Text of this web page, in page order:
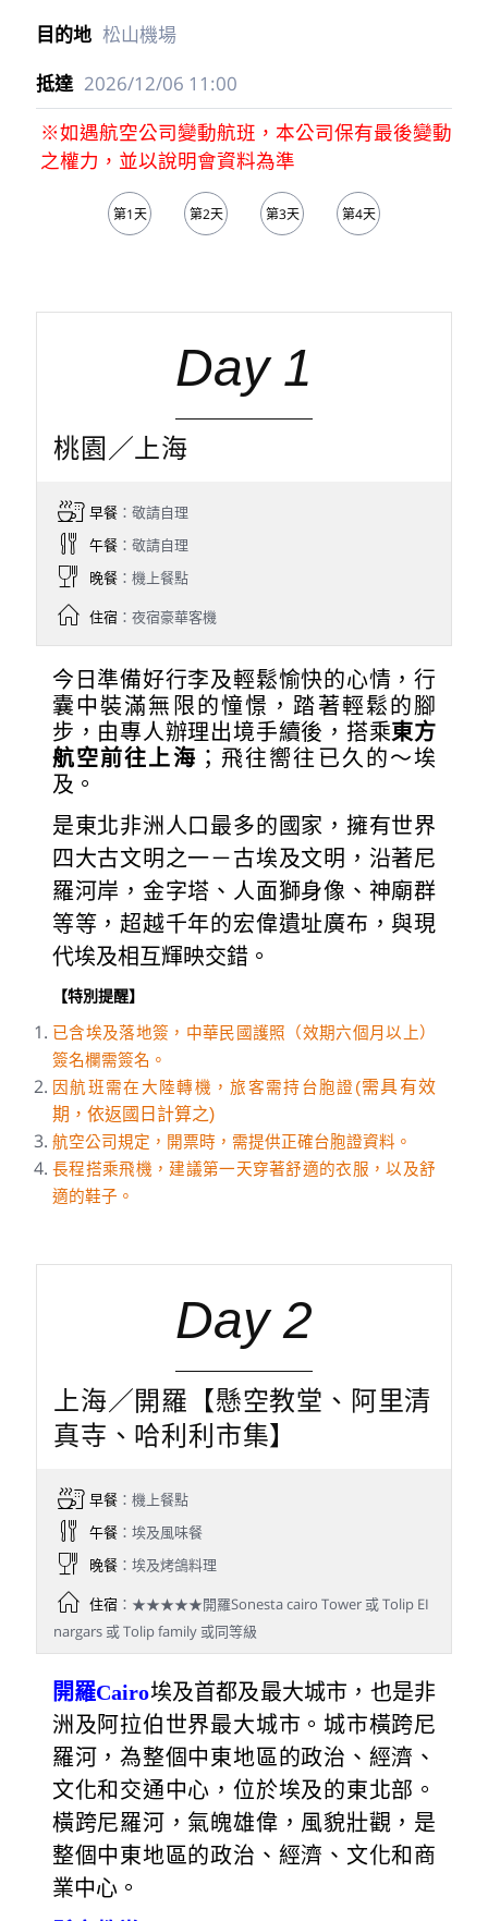
松山機場
2026/12/06 11:00
※如遇航空公司變動航班，本公司保有最後變動
之權力，並以說明會資料為準
第1天 第2天 第3天 第4天
Day 1
桃園／上海
早餐：敬請自理
午餐：敬請自理
晚餐：機上餐點
住宿：夜宿豪華客機
今日準備好行李及輕鬆愉快的心情，行
囊中裝滿無限的憧憬，踏著輕鬆的腳
步，由專人辦理出境手續後，搭乘東方
航空前往上海 ；飛往嚮往已久的～埃
及。
是東北非洲人口最多的國家，擁有世界
四大古文明之一－古埃及文明，沿著尼
羅河岸，金字塔、人面獅身像、神廟群
等等，超越千年的宏偉遺址廣布，與現
代埃及相互輝映交錯。
【特別提醒】
已含埃及落地簽，中華民國護照（效期六個月以上）
簽名欄需簽名。
因航班需在大陸轉機，旅客需持台胞證(需具有效
期，依返國日計算之)
航空公司規定，開票時，需提供正確台胞證資料。
長程搭乘飛機，建議第一天穿著舒適的衣服，以及舒
適的鞋子。
Day 2
上海／開羅【懸空教堂、阿里清
真寺、哈利利市集】
早餐：機上餐點
午餐：埃及風味餐
晚餐：埃及烤鴿料理
住宿：★★★★★開羅Sonesta cairo Tower 或 Tolip EI
nargars 或 Tolip family 或同等級
開羅Cairo埃及首都及最大城市，也是非
洲及阿拉伯世界最大城市。城市橫跨尼
羅河，為整個中東地區的政治、經濟、
文化和交通中心，位於埃及的東北部。
橫跨尼羅河，氣魄雄偉，風貌壯觀，是
整個中東地區的政治、經濟、文化和商
業中心。